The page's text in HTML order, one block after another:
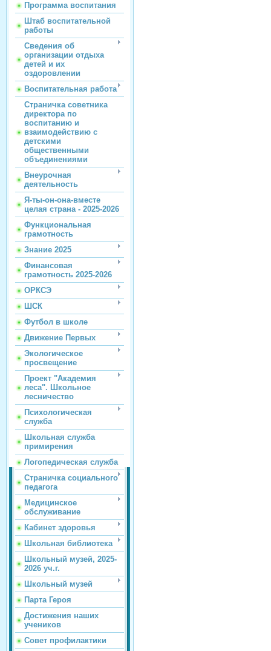
Программа воспитания
Штаб воспитательной
работы
Сведения об
организации отдыха
детей и их
оздоровлении
Воспитательная работа
Страничка советника
директора по
воспитанию и
взаимодействию с
детскими
общественными
объединениями
Внеурочная
деятельность
Я-ты-он-она-вместе
целая страна - 2025-2026
Функциональная
грамотность
Знание 2025
Финансовая
грамотность 2025-2026
ОРКСЭ
ШСК
Футбол в школе
Движение Первых
Экологическое
просвещение
Проект "Академия
леса". Школьное
лесничество
Психологическая
служба
Школьная служба
примирения
Логопедическая служба
Страничка социального
педагога
Медицинское
обслуживание
Кабинет здоровья
Школьная библиотека
Школьный музей, 2025-
2026 уч.г.
Школьный музей
Парта Героя
Достижения наших
учеников
Совет профилактики